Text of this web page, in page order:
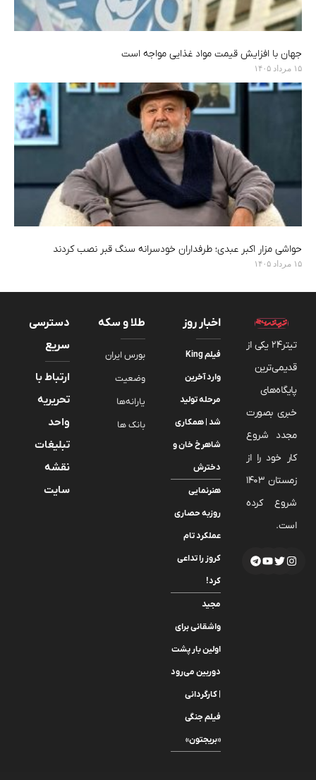
جهان با افزایش قیمت مواد غذایی مواجه است
۱۵ مرداد ۱۴۰۵
حواشی مزار اکبر عبدی؛ طرفداران خودسرانه سنگ قبر نصب کردند
۱۵ مرداد ۱۴۰۵
تیتر24 یکی از
قدیمی‌ترین
پایگاه‌های
خبری بصورت
مجدد شروع
کار خود را از
زمستان 1403
شروع کرده
است.
اخبار روز
فیلم King
وارد آخرین
مرحله تولید
شد | همکاری
شاهرخ خان و
دخترش
هنرنمایی
روزبه حصاری
عملکرد تام
کروز را تداعی
کرد!
مجید
واشقانی برای
اولین بار پشت
دوربین می‌رود
| کارگردانی
فیلم جنگی
«بریجتون»
طلا و سکه
بورس ایران
وضعیت
یارانه‌ها
بانک ها
دسترسی
سریع
ارتباط با
تحریریه
واحد
تبلیغات
نقشه
سایت